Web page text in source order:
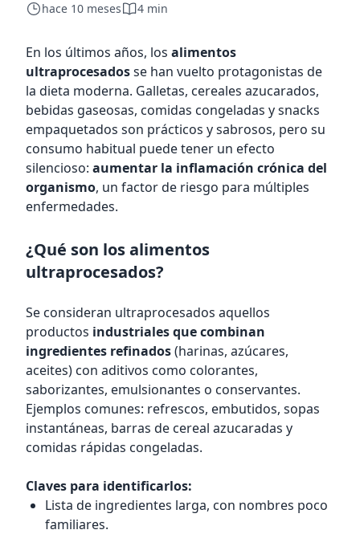
hace 10 meses 4 min
En los últimos años, los alimentos
ultraprocesadosse han vuelto protagonistas de
la dieta moderna. Galletas, cereales azucarados,
bebidas gaseosas, comidas congeladas y snacks
empaquetados son prácticos y sabrosos, pero su
consumo habitual puede tener un efecto
silencioso: aumentar la inflamación crónica del
organismo, un factor de riesgo para múltiples
enfermedades.
¿Qué son los alimentos
ultraprocesados?
Se consideran ultraprocesados aquellos
productos industriales que combinan
ingredientes refinados(harinas, azúcares,
aceites) con aditivos como colorantes,
saborizantes, emulsionantes o conservantes.
Ejemplos comunes: refrescos, embutidos, sopas
instantáneas, barras de cereal azucaradas y
comidas rápidas congeladas.
Claves para identificarlos:
Lista de ingredientes larga, con nombres poco
familiares.